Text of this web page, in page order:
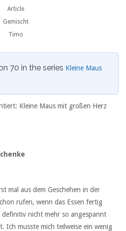
Article
Gemischt
Timo
70 in the series Kleine Maus
Kleine Maus mit großen Herz
mal aus dem Geschehen in der
rufen, wenn das Essen fertig
nicht mehr so angespannt
Ich musste mich teilweise ein wenig